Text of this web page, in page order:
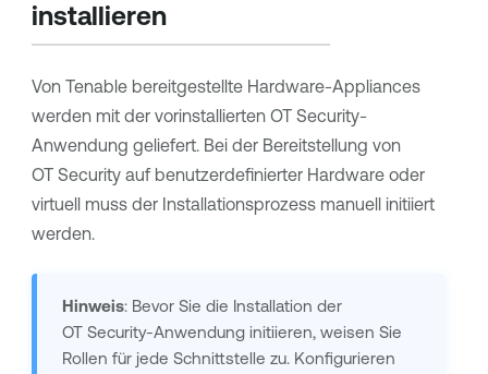
installieren
Von Tenablebereitgestellte Hardware-Appliances
werden mit der vorinstallierten OT Security-
Anwendung geliefert. Bei der Bereitstellung von
OT Securityauf benutzerdefinierter Hardware oder
virtuell muss der Installationsprozess manuell initiiert
werden.
Hinweis: Bevor Sie die Installation der
OT Security-Anwendung initiieren, weisen Sie
Rollen für jede Schnittstelle zu. Konfigurieren